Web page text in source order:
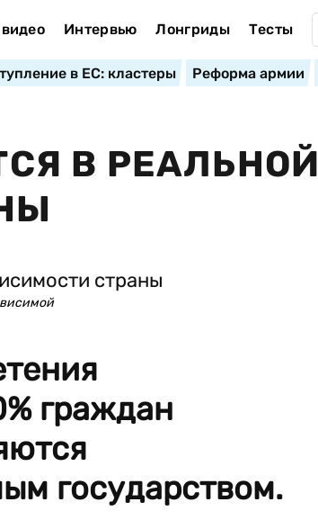
Интервью Лонгриды Тесты
в ЕС: кластеры Реформа армии
В РЕАЛЬНОЙ
граждан
государством.